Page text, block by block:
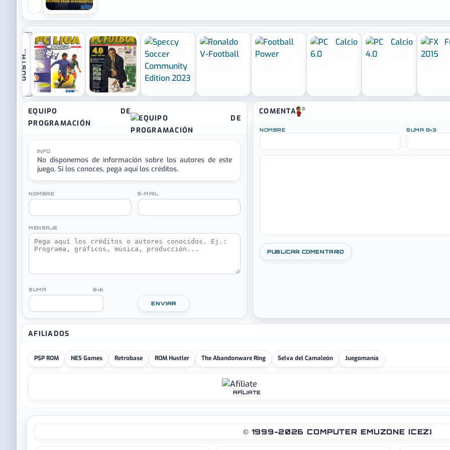
juego que llegó de la mano de DDM.
‹
.
EQUIPO DE
PROGRAMACIÓN
INFO
No disponemos de información sobre los autores de este
juego. Si los conoces, pega aquí los créditos.
NOMBRE E-MAIL
SUMA 8+6
MENSAJE
ENVIAR
COMENTA
NOMBRE SUMA 8+3
AFILIADOS
PSP ROM NES Games Retrobase ROM Hustler The Abandonware Ring Selva del Camaleón Juegomanía
AFÍLIATE
© 1999-2026 COMPUTER EMUZONE [CEZ]